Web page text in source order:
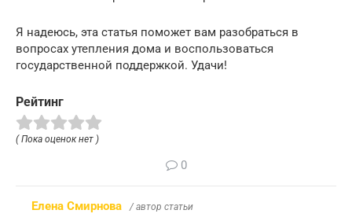
Я надеюсь, эта статья поможет вам разобраться в
вопросах утепления дома и воспользоваться
государственной поддержкой. Удачи!
Рейтинг
( Пока оценок нет )
0
Елена Смирнова / автор статьи